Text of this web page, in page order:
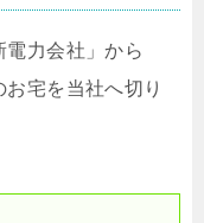
力会社」から
お宅を当社へ切り